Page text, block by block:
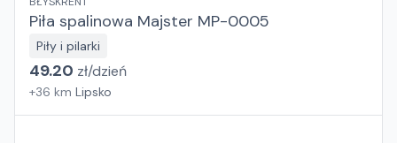
Piła spalinowa Majster MP-0005
Piły i pilarki
49.20 zł/dzień
+36 km Lipsko